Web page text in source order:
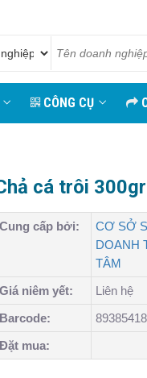
CÔNG CỤ
cá trôi 300gr
Cung cấp bởi:
CƠ SỞ
DOANH
TÂM
Giá niêm yết:
Liên hệ
Barcode:
Đặt mua: